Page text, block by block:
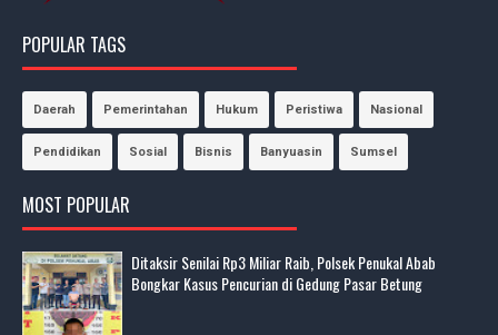
POPULAR TAGS
Daerah Pemerintahan Hukum Peristiwa Nasional
Pendidikan Sosial Bisnis Banyuasin Sumsel
MOST POPULAR
Ditaksir Senilai Rp3 Miliar Raib, Polsek Penukal Abab
Bongkar Kasus Pencurian di Gedung Pasar Betung